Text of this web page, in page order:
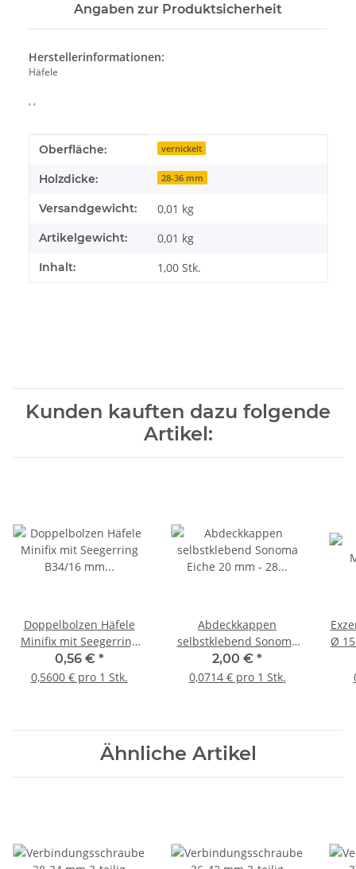
Angaben zur Produktsicherheit
Herstellerinformationen:
Häfele
, ,
Produkteigenschaft
Wert
Oberfläche: vernickelt
Holzdicke: 28-36 mm
Versandgewicht: 0,01 kg
Artikelgewicht: 0,01 kg
Inhalt: 1,00 Stk.
Kunden kauften dazu folgende
Artikel:
Doppelbolzen Häfele
Minifix mit Seegerring
B34/16 mm 1 Stück
0,56 € *
0,5600 € pro 1 Stk.
Abdeckkappen
selbstklebend Sonoma
Eiche 20 mm - 28 Stück
2,00 € *
0,0714 € pro 1 Stk.
Ø
Ähnliche Artikel